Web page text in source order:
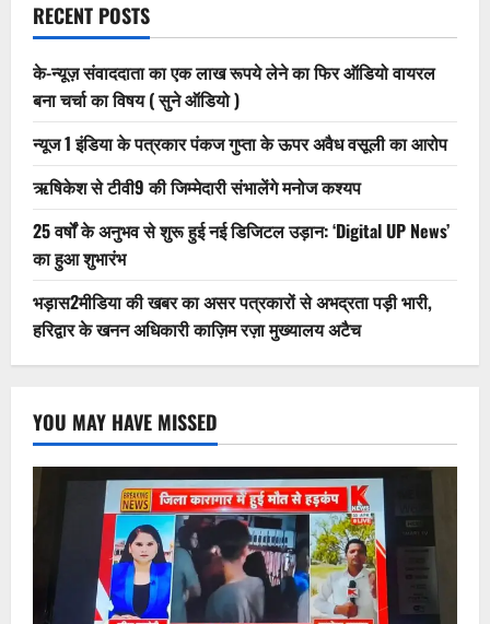
उठे
बड़े
सवाल
RECENT POSTS
के-न्यूज़ संवाददाता का एक लाख रूपये लेने का फिर ऑडियो वायरल
बना चर्चा का विषय ( सुने ऑडियो )
न्यूज 1 इंडिया के पत्रकार पंकज गुप्ता के ऊपर अवैध वसूली का आरोप
ऋषिकेश से टीवी9 की जिम्मेदारी संभालेंगे मनोज कश्यप
25 वर्षों के अनुभव से शुरू हुई नई डिजिटल उड़ान: ‘Digital UP News’
का हुआ शुभारंभ
भड़ास2मीडिया की खबर का असर पत्रकारों से अभद्रता पड़ी भारी,
हरिद्वार के खनन अधिकारी काज़िम रज़ा मुख्यालय अटैच
YOU MAY HAVE MISSED